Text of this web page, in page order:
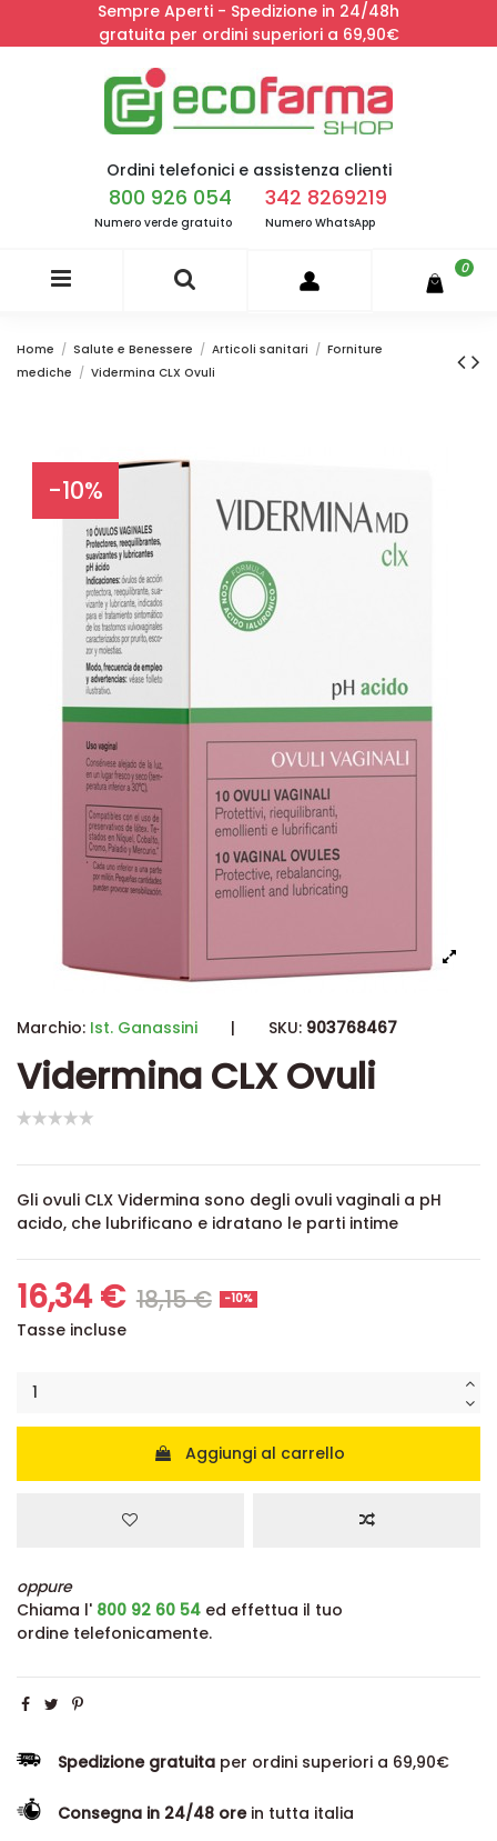
Sempre Aperti - Spedizione in 24/48h
gratuita per ordini superiori a 69,90€
Ordini telefonici e assistenza clienti
800 926 054
Numero verde gratuito
342 8269219
Numero WhatsApp
0
Home Salute e Benessere Articoli sanitari
Forniture
mediche
Vidermina CLX Ovuli
-10%
Marchio: Ist. Ganassini | SKU: 903768467
Vidermina CLX Ovuli
Gli ovuli CLX Vidermina sono degli ovuli vaginali a pH
acido, che lubrificano e idratano le parti intime
16,34 € 18,15 € -10%
Tasse incluse
Aggiungi al carrello
oppure
Chiama l' 800 92 60 54 ed effettua il tuo
ordine telefonicamente.
Spedizione gratuita per ordini superiori a 69,90€
Consegna in 24/48 orein tutta italia